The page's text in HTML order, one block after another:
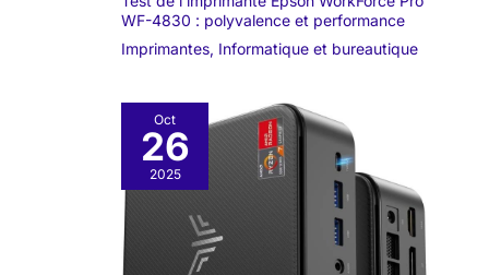
WF-4830 : polyvalence et performance
Imprimantes, Informatique et bureautique
Oct
26
2025